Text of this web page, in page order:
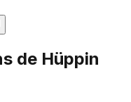
de Hüppin